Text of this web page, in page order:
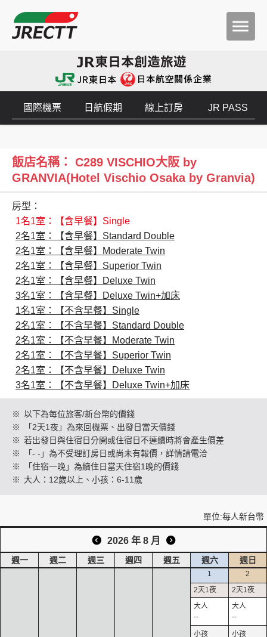
創造旅遊
國際機票 日航假期 線上訂房 JR PASS
飯店名稱： C289 VISCHIO大阪 by
GRANVIA(Hotel Vischio Osaka by Granvia)
房型：
1名1室：【含早餐】Single
2名1室：【含早餐】Standard Double
2名1室：【含早餐】Moderate Twin
2名1室：【含早餐】Superior Twin
2名1室：【含早餐】Deluxe Twin
3名1室：【含早餐】Deluxe Twin+加床
1名1室：【不含早餐】Single
2名1室：【不含早餐】Standard Double
2名1室：【不含早餐】Moderate Twin
2名1室：【不含早餐】Superior Twin
2名1室：【不含早餐】Deluxe Twin
3名1室：【不含早餐】Deluxe Twin+加床
※ 以下為每位旅客/新台幣的價錢
※
「2天1夜」為來回機票、出發日當天價錢
※ 若出發日與住宿日分開或住宿日不連續時將會產生價差
※
「- -」為不受理訂房日或尚未有報價，詳情請電洽
※
「住宿一晚」為續住日當天住宿1晚的價錢
※ 大人：12歲以上、小孩：6-11歲
單位:每人新台幣
2026 年 8 月
週一 週二 週三 週四 週五 週六 週日
1
--
2
--